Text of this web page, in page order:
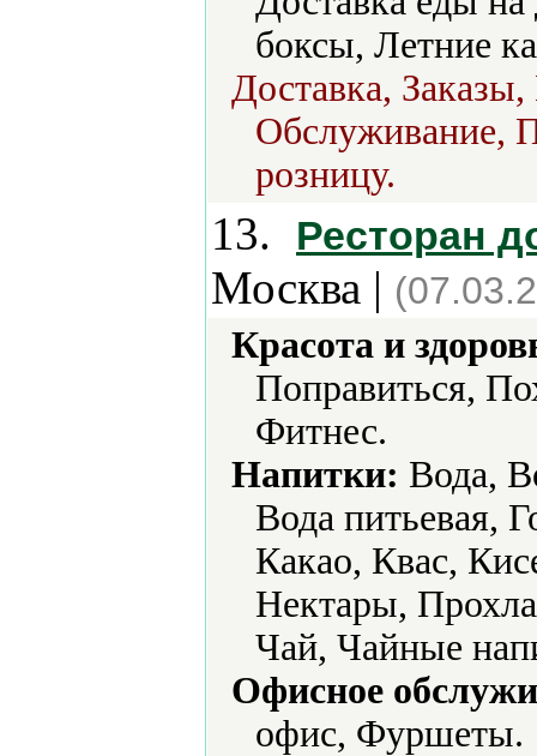
боксы, Летние
Доставка,
Обслуживание,
розницу.
13. Ресторан
Москва |
Красота и
Поправиться,
Фитнес.
Напитки: Вода,
Вода питьевая,
Какао, Квас,
Нектары,
Чай, Чайные
Офисное
офис, Фуршеты.